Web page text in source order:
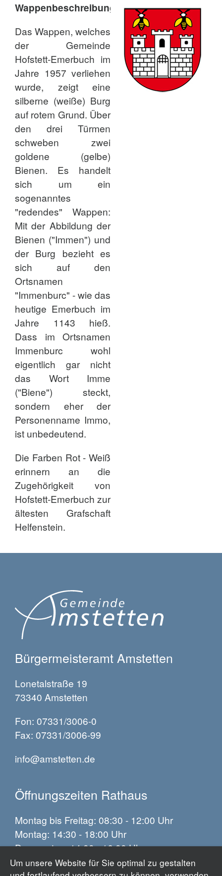
Um unsere Website für Sie optimal zu gestalten
Wappenbeschreibung
Das Wappen, welches
der Gemeinde
Hofstett-Emerbuch im
Jahre 1957 verliehen
wurde, zeigt eine
silberne (weiße) Burg
auf rotem Grund. Über
den drei Türmen
schweben zwei
goldene (gelbe)
Bienen. Es handelt
sich um ein
sogenanntes
"redendes" Wappen:
Mit der Abbildung der
Bienen ("Immen") und
der Burg bezieht es
sich auf den
Ortsnamen
"Immenburc" - wie das
heutige Emerbuch im
Jahre 1143 hieß.
Dass im Ortsnamen
Immenburc wohl
eigentlich gar nicht
das Wort Imme
("Biene") steckt,
sondern eher der
Personenname Immo,
ist unbedeutend.
Die Farben Rot - Weiß
erinnern an die
Zugehörigkeit von
Hofstett-Emerbuch zur
ältesten Grafschaft
Helfenstein.
Bürgermeisteramt Amstetten
Lonetalstraße 19
73340 Amstetten
Fon: 07331/3006-0
Fax: 07331/3006-99
info@amstetten.de
Öffnungszeiten Rathaus
Montag bis Freitag: 08:30 - 12:00 Uhr
Montag: 14:30 - 18:00 Uhr
Donnerstag: 14:00 - 16:00 Uhr